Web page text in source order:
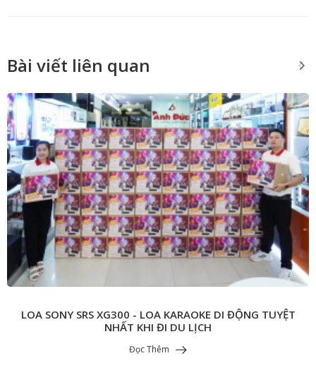
Bài viết liên quan
LOA SONY SRS XG300 - LOA KARAOKE DI ĐỘNG TUYỆT
NHẤT KHI ĐI DU LỊCH
Đọc Thêm